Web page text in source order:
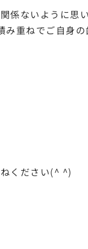
係ないように思い
重ねでご自身の
ください(^ ^)